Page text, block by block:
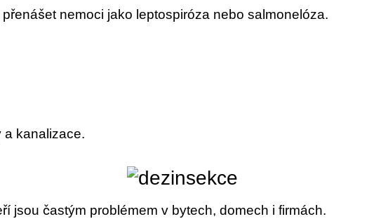
nemoci jako leptospiróza nebo salmonelóza.
a kanalizace.
jsou častým problémem v bytech, domech i firmách.